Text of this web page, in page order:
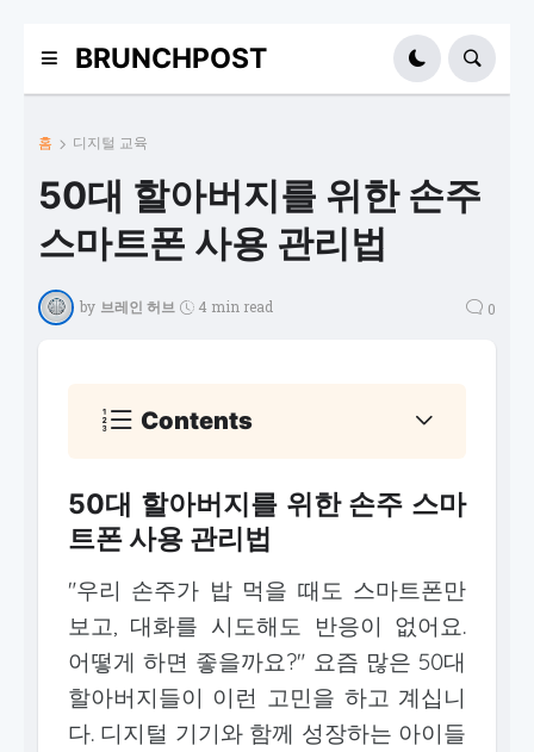
BRUNCHPOST
홈 디지털 교육
50대 할아버지를 위한 손주
스마트폰 사용 관리법
by 브레인 허브 4 min read 0
Contents
50대 할아버지를 위한 손주 스마
트폰 사용 관리법
"우리 손주가 밥 먹을 때도 스마트폰만
보고, 대화를 시도해도 반응이 없어요.
어떻게 하면 좋을까요?" 요즘 많은 50대
할아버지들이 이런 고민을 하고 계십니
다. 디지털 기기와 함께 성장하는 아이들